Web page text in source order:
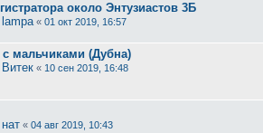
около Энтузиастов 3Б
lampa« 01 окт 2019, 16:57
мальчиками (Дубна)
Витек « 10 сен 2019, 16:48
нат « 04 авг 2019, 10:43